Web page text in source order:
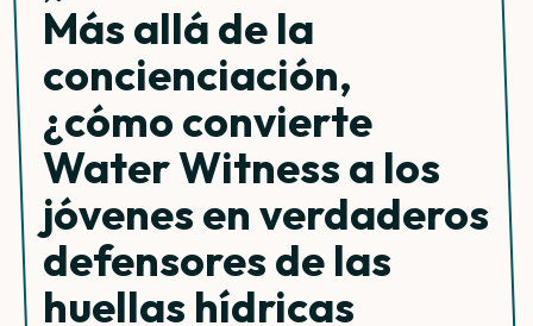
Más allá de la
concienciación,
¿cómo convierte
Water Witness a los
jóvenes en verdaderos
defensores de las
huellas hídricas